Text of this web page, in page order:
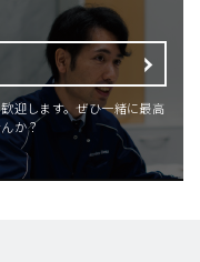
迎します。ぜひ一緒に最高
か？